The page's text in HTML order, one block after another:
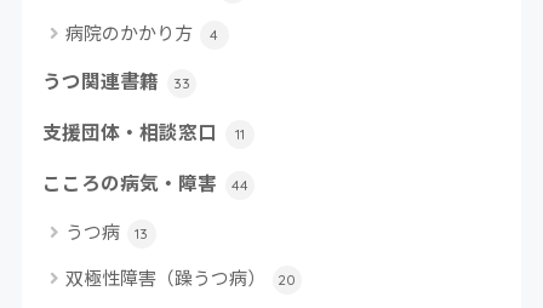
病院のかかり方 4
うつ関連書籍 33
支援団体・相談窓口 11
こころの病気・障害 44
うつ病 13
双極性障害（躁うつ病） 20